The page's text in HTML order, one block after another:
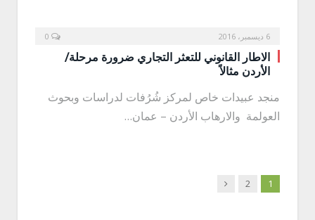
6 ديسمبر، 2016
الاطار القانوني للتعثر التجاري ضرورة مرحلة/
الأردن مثالاً
منجد عبيدات خاص لمركز شُرُفات لدراسات وبحوث
العولمة والارهاب الأردن – عمان…
1
2
Next